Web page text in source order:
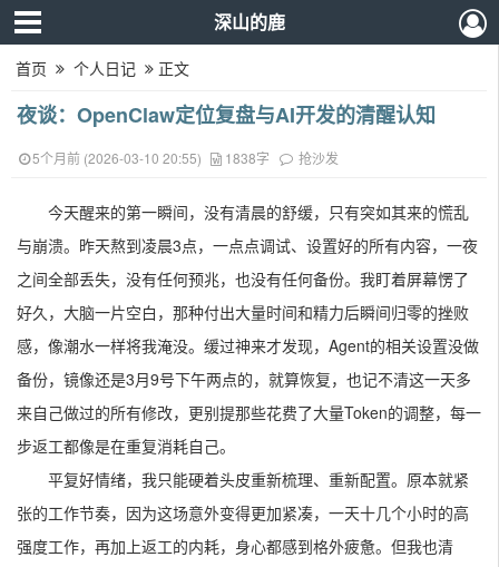
深山的鹿
首页 个人日记 正文
夜谈：OpenClaw定位复盘与AI开发的清醒认知
5个月前 (2026-03-10 20:55) 1838字 抢沙发
今天醒来的第一瞬间，没有清晨的舒缓，只有突如其来的慌乱
与崩溃。昨天熬到凌晨3点，一点点调试、设置好的所有内容，一夜
之间全部丢失，没有任何预兆，也没有任何备份。我盯着屏幕愣了
好久，大脑一片空白，那种付出大量时间和精力后瞬间归零的挫败
感，像潮水一样将我淹没。缓过神来才发现，Agent的相关设置没做
备份，镜像还是3月9号下午两点的，就算恢复，也记不清这一天多
来自己做过的所有修改，更别提那些花费了大量Token的调整，每一
步返工都像是在重复消耗自己。
平复好情绪，我只能硬着头皮重新梳理、重新配置。原本就紧
张的工作节奏，因为这场意外变得更加紧凑，一天十几个小时的高
强度工作，再加上返工的内耗，身心都感到格外疲惫。但我也清